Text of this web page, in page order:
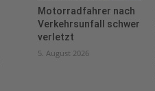
Motorradfahrer nach
Verkehrsunfall schwer
verletzt
5. August 2026